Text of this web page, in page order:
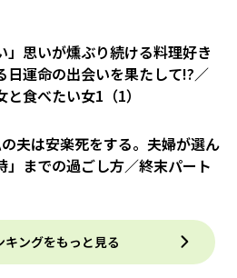
」思いが燻ぶり続ける料理好き
日運命の出会いを果たして!?／
食べたい女1（1）
夫は安楽死をする。夫婦が選ん
」までの過ごし方／終末パート
キングをもっと見る